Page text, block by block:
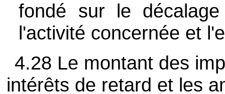
fondé sur le
l'activité concernée et
4.28 Le montant des
intérêts de retard et les